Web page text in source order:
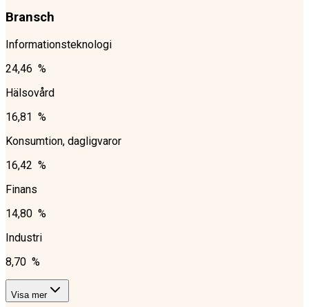
Bransch
Informationsteknologi
24,46 %
Hälsovård
16,81 %
Konsumtion, dagligvaror
16,42 %
Finans
14,80 %
Industri
8,70 %
Visa mer